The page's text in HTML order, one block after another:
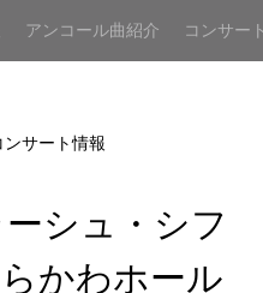
アンコール曲紹介 コンサー
ンサート情報
シュ・シフ
かわホール